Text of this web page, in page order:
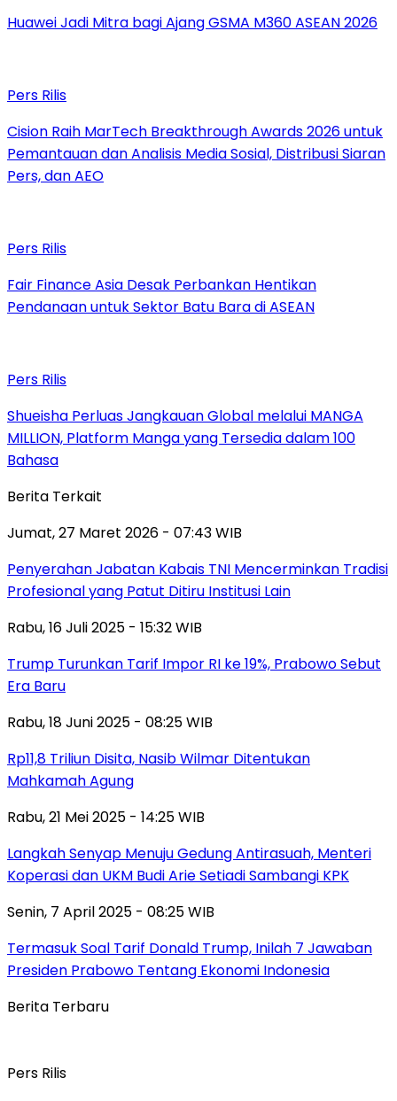
Huawei Jadi Mitra bagi Ajang GSMA M360 ASEAN 2026
Pers Rilis
Cision Raih MarTech Breakthrough Awards 2026 untuk
Pemantauan dan Analisis Media Sosial, Distribusi Siaran
Pers, dan AEO
Pers Rilis
Fair Finance Asia Desak Perbankan Hentikan
Pendanaan untuk Sektor Batu Bara di ASEAN
Pers Rilis
Shueisha Perluas Jangkauan Global melalui MANGA
MILLION, Platform Manga yang Tersedia dalam 100
Bahasa
Berita Terkait
Jumat, 27 Maret 2026 - 07:43 WIB
Penyerahan Jabatan Kabais TNI Mencerminkan Tradisi
Profesional yang Patut Ditiru Institusi Lain
Rabu, 16 Juli 2025 - 15:32 WIB
Trump Turunkan Tarif Impor RI ke 19%, Prabowo Sebut
Era Baru
Rabu, 18 Juni 2025 - 08:25 WIB
Rp11,8 Triliun Disita, Nasib Wilmar Ditentukan
Mahkamah Agung
Rabu, 21 Mei 2025 - 14:25 WIB
Langkah Senyap Menuju Gedung Antirasuah, Menteri
Koperasi dan UKM Budi Arie Setiadi Sambangi KPK
Senin, 7 April 2025 - 08:25 WIB
Termasuk Soal Tarif Donald Trump, Inilah 7 Jawaban
Presiden Prabowo Tentang Ekonomi Indonesia
Berita Terbaru
Pers Rilis